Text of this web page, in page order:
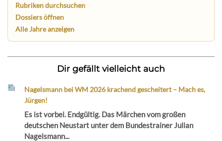
Rubriken durchsuchen
Dossiers öffnen
Alle Jahre anzeigen
Dir gefällt vielleicht auch
Nagelsmann bei WM 2026 krachend gescheitert – Mach es,
Jürgen!
Es ist vorbei. Endgültig. Das Märchen vom großen
deutschen Neustart unter dem Bundestrainer Julian
Nagelsmann...